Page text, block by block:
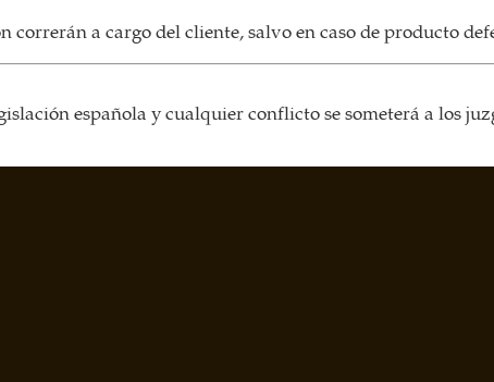
correrán a cargo del cliente, salvo en caso de producto
española y cualquier conflicto se someterá a los